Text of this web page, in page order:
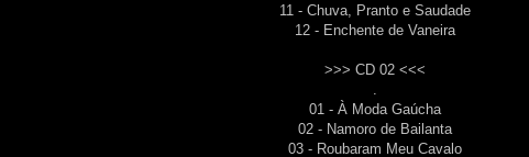
11 - Chuva, Pranto e Saudade
12 - Enchente de Vaneira
>>> CD 02 <<<
01 - À Moda Gaúcha
02 - Namoro de Bailanta
03 - Roubaram Meu Cavalo